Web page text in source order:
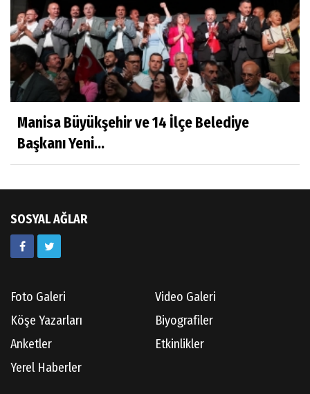
Dr.Tuğçe Yıldırım
Aşı: Toplum Sağlığının Görünmez Kalkanı
Hatice CAVULDAK
Av.Ahmet ÖZDEMİR
Doç.Dr.İbrahim KOÇ
Manisa Büyükşehir ve 14 İlçe Belediye
Başkanı Yeni...
SOSYAL AĞLAR
Foto Galeri
Video Galeri
Köşe Yazarları
Biyografiler
Anketler
Etkinlikler
Yerel Haberler